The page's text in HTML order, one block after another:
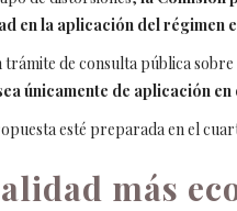
en la aplicación del régimen
trámite de consulta pública sobre
únicamente de aplicación
esté preparada en el
más